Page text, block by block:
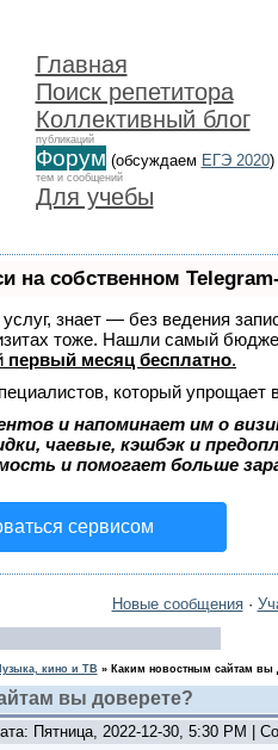
Главная
Поиск репетитора
Коллективный блог
публикаций
Форум (обсуждаем ЕГЭ 2020)
тем и сообщений
Для учебы
на собственном
знает — без ведения
тоже. Нашли самый
первый месяц бесплатно.
который упрощает
и напоминает им о
чаевые, кэшбэк и
и помогает больше
сервисом
Новые сообщения·
кино и ТВ » Каким новостным сайтам вы
вы доверете?
Пятница, 2022-12-30, 5:30 PM |